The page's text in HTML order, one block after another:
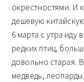
окрестностями. И
дешевую
6 марта с утра иду
редких птиц,
довольно старая.
медведь,